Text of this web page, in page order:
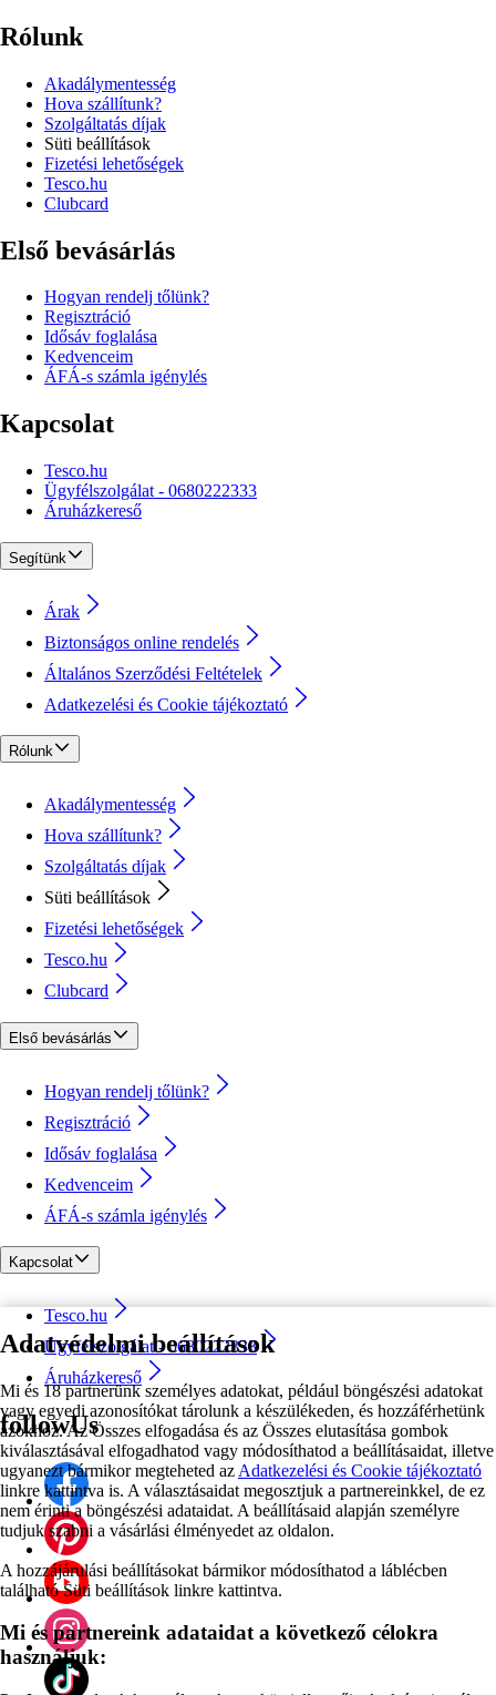
Adatvédelmi beállítások
Mi és 18 partnerünk személyes adatokat, például böngészési adatokat
vagy egyedi azonosítókat tárolunk a készülékeden, és hozzáférhetünk
azokhoz. Az Összes elfogadása és az Összes elutasítása gombok
kiválasztásával elfogadhatod vagy módosíthatod a beállításaidat, illetve
ugyanezt bármikor megteheted az Adatkezelési és Cookie tájékoztató
linkre kattintva is. A választásaidat megosztjuk a partnereinkkel, de ez
nem érinti a böngészési adataidat. A beállításaid alapján személyre
tudjuk szabni a vásárlási élményedet az oldalon.
A hozzájárulási beállításokat bármikor módosíthatod a láblécben
található Süti beállítások linkre kattintva.
Mi és partnereink adataidat a következő célokra
használjuk:
Rólunk
Akadálymentesség
Hova szállítunk?
Szolgáltatás díjak
Süti beállítások
Fizetési lehetőségek
Tesco.hu
Clubcard
Első bevásárlás
Hogyan rendelj tőlünk?
Regisztráció
Idősáv foglalása
Kedvenceim
ÁFÁ-s számla igénylés
Kapcsolat
Tesco.hu
Ügyfélszolgálat - 0680222333
Áruházkereső
Segítünk
Árak
Biztonságos online rendelés
Általános Szerződési Feltételek
Adatkezelési és Cookie tájékoztató
Rólunk
Akadálymentesség
Hova szállítunk?
Szolgáltatás díjak
Süti beállítások
Fizetési lehetőségek
Tesco.hu
Clubcard
Első bevásárlás
Hogyan rendelj tőlünk?
Regisztráció
Idősáv foglalása
Kedvenceim
ÁFÁ-s számla igénylés
Kapcsolat
Tesco.hu
Ügyfélszolgálat - 0680222333
Áruházkereső
followUs